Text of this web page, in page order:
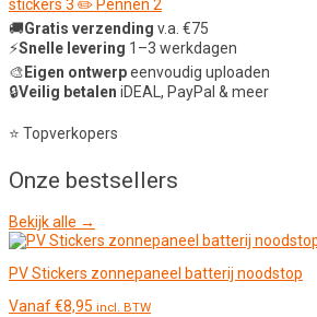
stickers 3 ✏️ Pennen 2
🚚Gratis verzending v.a. €75
⚡Snelle levering 1–3 werkdagen
🎨 Eigen ontwerpeenvoudig uploaden
🔒Veilig betalen iDEAL, PayPal & meer
⭐ Topverkopers
Onze bestsellers
Bekijk alle →
PV Stickers zonnepaneel batterij noodstop
Vanaf€8,95 incl. BTW